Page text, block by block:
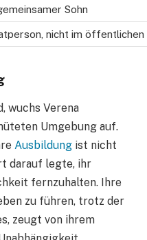
Sohn
nicht im öffentlichen
wuchs Verena
Umgebung auf.
Ausbildung ist nicht
darauf legte, ihr
fernzuhalten. Ihre
zu führen, trotz der
zeugt von ihrem